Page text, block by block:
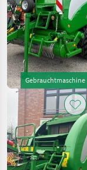
Gebrauchtmaschine